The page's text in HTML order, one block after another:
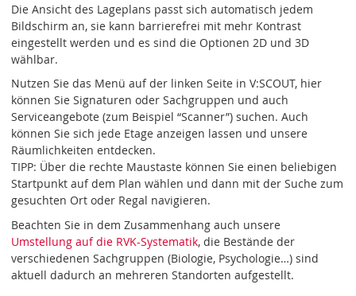
Die Ansicht des Lageplans passt sich automatisch jedem
Bildschirm an, sie kann barrierefrei mit mehr Kontrast
eingestellt werden und es sind die Optionen 2D und 3D
wählbar.
Nutzen Sie das Menü auf der linken Seite in V:SCOUT, hier
können Sie Signaturen oder Sachgruppen und auch
Serviceangebote (zum Beispiel “Scanner”) suchen. Auch
können Sie sich jede Etage anzeigen lassen und unsere
Räumlichkeiten entdecken.
TIPP: Über die rechte Maustaste können Sie einen beliebigen
Startpunkt auf dem Plan wählen und dann mit der Suche zum
gesuchten Ort oder Regal navigieren.
Beachten Sie in dem Zusammenhang auch unsere
Umstellung auf die RVK-Systematik, die Bestände der
verschiedenen Sachgruppen (Biologie, Psychologie…) sind
aktuell dadurch an mehreren Standorten aufgestellt.